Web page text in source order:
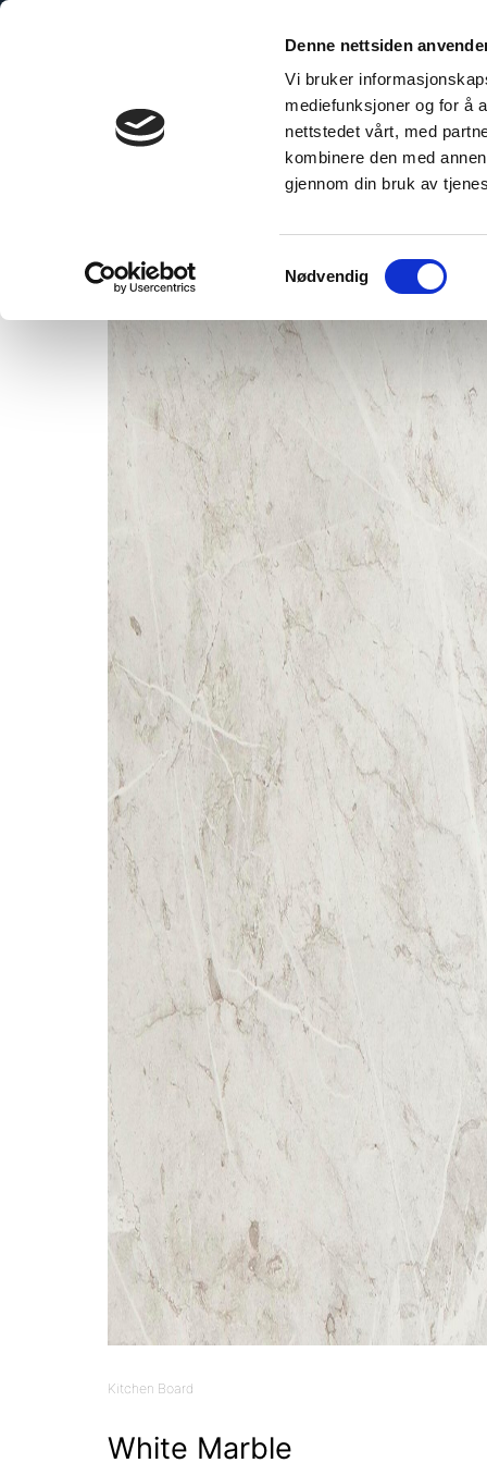
Denne nettsiden
Vi bruker
mediefunksjoner og for å
nettstedet vårt, med
kombinere den med
gjennom din bruk av
Samtykkevalg
Nødvendig
Skip
Kitchen Board
White Marble